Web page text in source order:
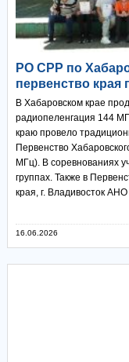
РО СРР по
первенство края
В Хабаровском крае
радиопеленгация 144
краю провело
Первенство
МГц). В соревнованиях
группах. Также в
края, г. Владивосток
16.06.2026